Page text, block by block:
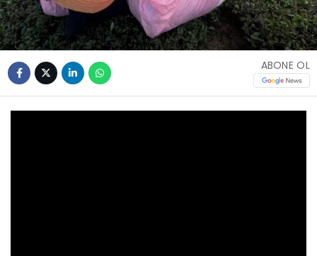
ABONE OL